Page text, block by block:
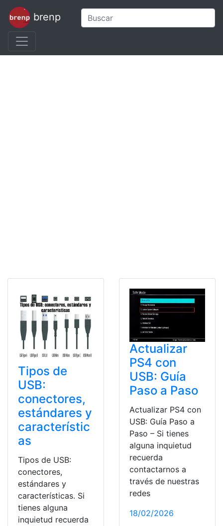
brenp
Tipos de
USB:
conectores,
estándares y
característic
as
Tipos de USB:
conectores,
estándares y
características. Si
tienes alguna
inquietud recuerda
Actualizar
PS4 con
USB: Guía
Paso a Paso
Actualizar PS4 con
USB: Guía Paso a
Paso – Si tienes
alguna inquietud
recuerda
contactarnos a
través de nuestras
redes
18/02/2026